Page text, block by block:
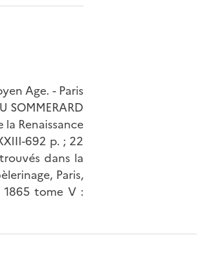
Age. - Paris
SOMMERARD
Renaissance
692 p. ; 22
dans la
Paris,
1865 tome V :